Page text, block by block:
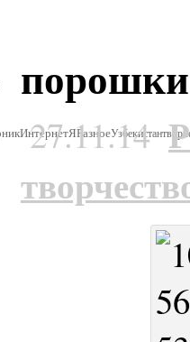
ИнтернетЯРазноеУзбекистан
27.11.14